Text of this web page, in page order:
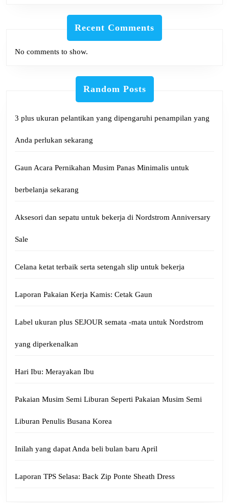
Recent Comments
No comments to show.
Random Posts
3 plus ukuran pelantikan yang dipengaruhi penampilan yang
Anda perlukan sekarang
Gaun Acara Pernikahan Musim Panas Minimalis untuk
berbelanja sekarang
Aksesori dan sepatu untuk bekerja di Nordstrom Anniversary
Sale
Celana ketat terbaik serta setengah slip untuk bekerja
Laporan Pakaian Kerja Kamis: Cetak Gaun
Label ukuran plus SEJOUR semata -mata untuk Nordstrom
yang diperkenalkan
Hari Ibu: Merayakan Ibu
Pakaian Musim Semi Liburan Seperti Pakaian Musim Semi
Liburan Penulis Busana Korea
Inilah yang dapat Anda beli bulan baru April
Laporan TPS Selasa: Back Zip Ponte Sheath Dress